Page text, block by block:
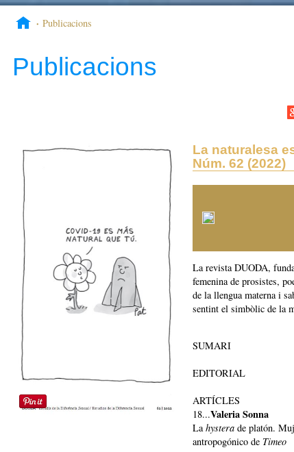
Publicacions
Publicacions
La naturalesa
Núm. 62 (2022)
La revista DUODA,
femenina de prosistes,
de la llengua materna i
sentint el simbòlic de la
SUMARI
EDITORIAL
ARTÍCLES
18...Valeria Sonna
Lahysterade platón.
antropogónico de Timeo